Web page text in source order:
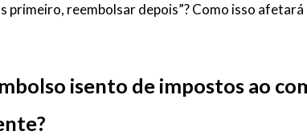
primeiro, reembolsar depois”? Como isso afetará
isento de impostos ao